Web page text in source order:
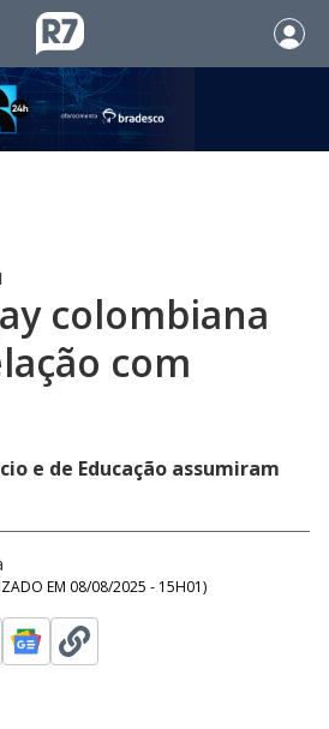
colombiana
com
e de Educação assumiram
EM 08/08/2025 - 15H01)